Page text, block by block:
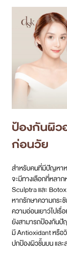
ป้องกันผิว
ก่อนวัย
สำหรับคนที่มีปัญหาห
จะมีทางเลือกที่หลา
Sculptra และ
หากรักษาความกระ
ความอ่อนเยาว์ไปเรื่
ยังสามารถป้องกันปั
มี Antioxidant หรือ
ปกป้องผิวชั้นบน แล